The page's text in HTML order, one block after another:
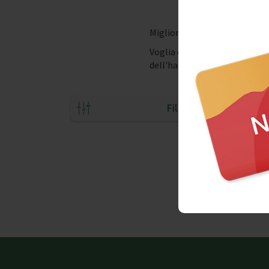
Migliori Street Food a Napoli
Voglia di un succulento
dell'hamburger? Ecco I posti
Filtri